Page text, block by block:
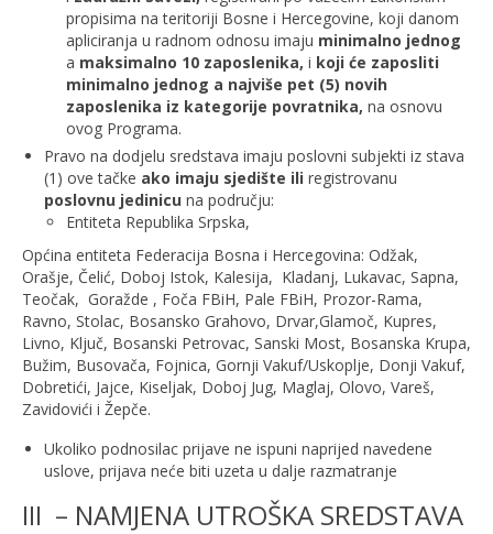
propisima na teritoriji Bosne i Hercegovine, koji danom
apliciranja u radnom odnosu imaju minimalno jednog
a maksimalno 10 zaposlenika, i koji će zaposliti
minimalno jednog a najviše pet (5) novih
zaposlenika iz kategorije povratnika, na osnovu
ovog Programa.
Pravo na dodjelu sredstava imaju poslovni subjekti iz stava
(1) ove tačke ako imaju sjedište ili registrovanu
poslovnu jedinicu na području:
Entiteta Republika Srpska,
Općina entiteta Federacija Bosna i Hercegovina: Odžak,
Orašje, Čelić, Doboj Istok, Kalesija, Kladanj, Lukavac, Sapna,
Teočak, Goražde , Foča FBiH, Pale FBiH, Prozor-Rama,
Ravno, Stolac, Bosansko Grahovo, Drvar,Glamoč, Kupres,
Livno, Ključ, Bosanski Petrovac, Sanski Most, Bosanska Krupa,
Bužim, Busovača, Fojnica, Gornji Vakuf/Uskoplje, Donji Vakuf,
Dobretići, Jajce, Kiseljak, Doboj Jug, Maglaj, Olovo, Vareš,
Zavidovići i Žepče.
Ukoliko podnosilac prijave ne ispuni naprijed navedene
uslove, prijava neće biti uzeta u dalje razmatranje
III – NAMJENA UTROŠKA SREDSTAVA